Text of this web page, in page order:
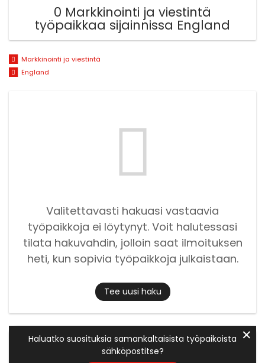
0 Markkinointi ja viestintä
työpaikkaa sijainnissa England
Markkinointi ja viestintä
England
Valitettavasti hakuasi vastaavia
työpaikkoja ei löytynyt. Voit halutessasi
tilata hakuvahdin, jolloin saat ilmoituksen
heti, kun sopivia työpaikkoja julkaistaan.
Tee uusi haku
Haluatko suosituksia samankaltaisista työpaikoista
sähköpostitse?
✕